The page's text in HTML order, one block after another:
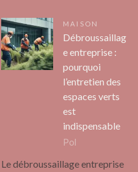
MAISON
Débroussaillag
e entreprise :
pourquoi
l’entretien des
espaces verts
est
indispensable
Pol
Le débroussaillage entreprise